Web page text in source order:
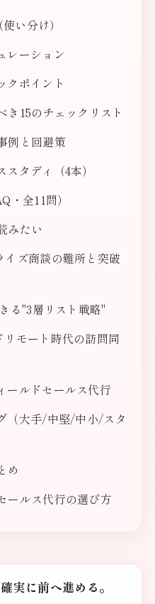
い分け）
レーション
クポイント
き15のチェックリスト
例と回避策
タディ（4本）
・全11問）
みたい
ズ商談の難所と突破
る"3層リスト戦略"
モート時代の訪問同
ールドセールス代行
（大手/中堅/中小/スタ
め
ールス代行の選び方
実に前へ進める。